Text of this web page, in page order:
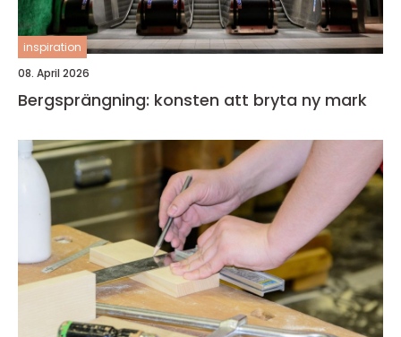
inspiration
08. April 2026
Bergsprängning: konsten att bryta ny mark